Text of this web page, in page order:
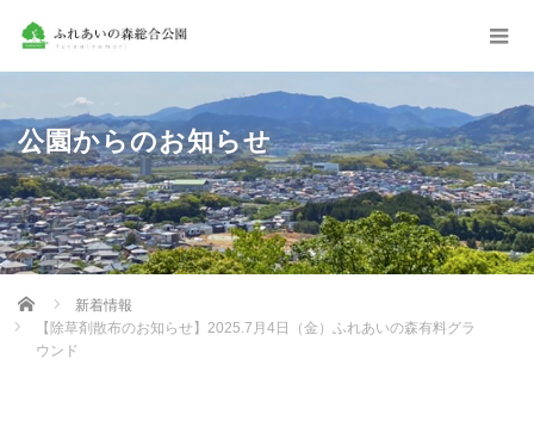
公園からのお知らせ
Home
新着情報
【除草剤散布のお知らせ】2025.7月4日（金）ふれあいの森有料グラ
ウンド